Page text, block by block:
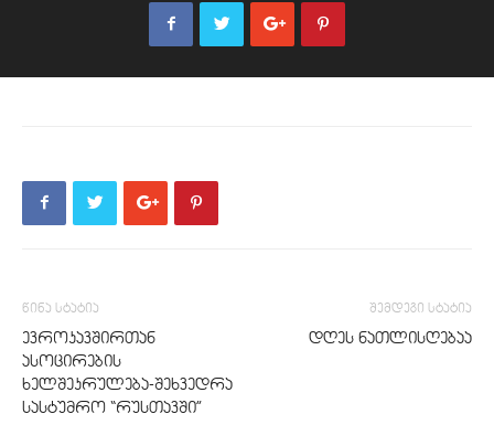
წინა სტატია
ევროკავშირთან
ასოცირების
ხელშეკრულება-შეხვედრა
სასტუმრო “რუსთავში”
შემდეგი სტატია
დღეს ნათლისღებაა